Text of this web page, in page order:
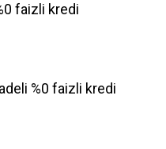
faizli kredi
%0 faizli kredi